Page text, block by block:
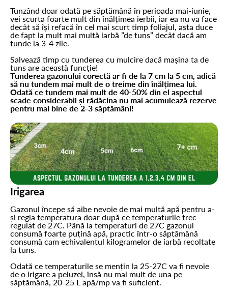
Tunzând doar odată pe săptămână în perioada mai-iunie,
vei scurta foarte mult din înălțimea ierbii, iar ea nu va face
decât să își refacă în cel mai scurt timp foliajul, asta duce
de fapt la mult mai multă iarbă ”de tuns” decât dacă am
tunde la 3-4 zile.
Salvează timp cu tunderea cu mulcire dacă mașina ta de
tuns are această funcție!
Tunderea gazonului corectă ar fi de la 7 cm la 5 cm, adică
să nu tundem mai mult de o treime din înălțimea lui.
Odată ce tundem mai mult de 40-50% din el aspectul
scade considerabil și rădăcina nu mai acumulează rezerve
pentru mai bine de 2-3 săptămâni!
Irigarea
Gazonul începe să aibe nevoie de mai multă apă pentru a-
și regla temperatura doar după ce temperaturile trec
regulat de 27C. Până la temperaturi de 27C gazonul
consumă foarte puțină apă, practic într-o săptămână
consumă cam echivalentul kilogramelor de iarbă recoltate
la tuns.
Odată ce temperaturile se mențin la 25-27C va fi nevoie
de o irigare a peluzei, însă nu mai mult de una pe
săptămână, 20-25 L apă/mp va fi suficient.